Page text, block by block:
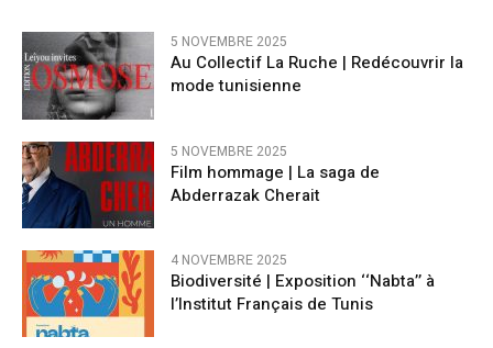
5 NOVEMBRE 2025
Au Collectif La Ruche | Redécouvrir la
mode tunisienne
5 NOVEMBRE 2025
Film hommage | La saga de
Abderrazak Cherait
4 NOVEMBRE 2025
Biodiversité | Exposition ‘‘Nabta’’ à
l’Institut Français de Tunis